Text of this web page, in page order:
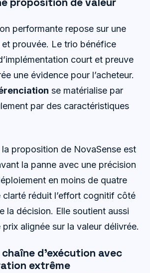
performante repose sur une
et prouvée. Le trio bénéfice
court et preuve
une évidence pour l’acheteur.
se matérialise par
par des caractéristiques
la proposition de NovaSense est
la panne avec une précision
en moins de quatre
clarté réduit l’effort cognitif côté
la décision. Elle soutient aussi
alignée sur la valeur délivrée.
d’exécution avec
extrême